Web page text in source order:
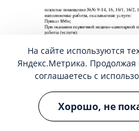
На сайте используются
Яндекс.Метрика. Продолжая
соглашаетесь с
Хорошо, не